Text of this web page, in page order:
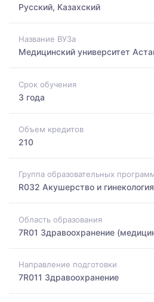
Русский, Казахский
Название ВУЗа
Медицинский университет
Срок обучения
3 года
Объем кредитов
210
Группа образовательных
R032 Акушерство и
Область образования
7R01 Здравоохранение
Направление подготовки
7R011 Здравоохранение